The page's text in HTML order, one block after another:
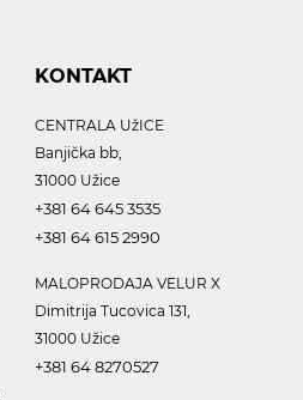
KONTAKT
CENTRALA UžICE
Banjička bb,
31000 Užice
+381 64 645 3535
+381 64 615 2990
MALOPRODAJA VELUR X
Dimitrija Tucovica 131,
31000 Užice
+381 64 8270527